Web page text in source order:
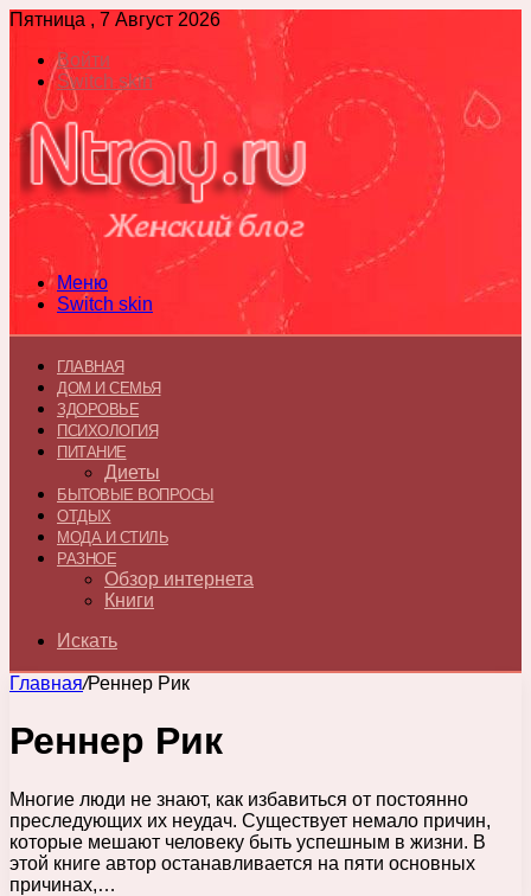
Пятница , 7 Август 2026
Войти
Switch skin
Меню
Switch skin
ГЛАВНАЯ
ДОМ И СЕМЬЯ
ЗДОРОВЬЕ
ПСИХОЛОГИЯ
ПИТАНИЕ
Диеты
БЫТОВЫЕ ВОПРОСЫ
ОТДЫХ
МОДА И СТИЛЬ
РАЗНОЕ
Обзор интернета
Книги
Искать
Главная/Реннер Рик
Реннер Рик
Многие люди не знают, как избавиться от постоянно
преследующих их неудач. Существует немало причин,
которые мешают человеку быть успешным в жизни. В
этой книге автор останавливается на пяти основных
причинах,…